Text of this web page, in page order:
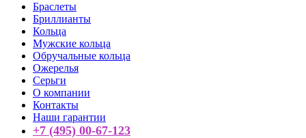
Браслеты
Бриллианты
Кольца
Мужские кольца
Обручальные кольца
Ожерелья
Серьги
О компании
Контакты
Наши гарантии
+7 (495) 00-67-123